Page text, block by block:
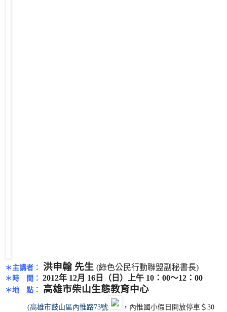
＊主講者： 洪申翰 先生 (綠色公民行動聯盟副秘書長)
＊時 間： 2012年 12月 16日（日）上午 10：00～12：00
＊地 點： 高雄市柴山生態教育中心
(高雄市鼓山區內惟路73號
，內惟國小假日開放停車＄30